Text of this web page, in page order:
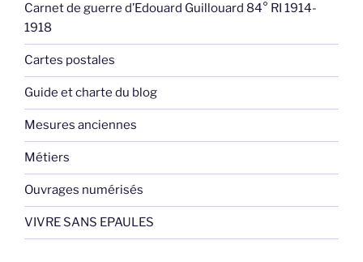
Carnet de guerre d’Edouard Guillouard 84° RI 1914-
1918
Cartes postales
Guide et charte du blog
Mesures anciennes
Métiers
Ouvrages numérisés
VIVRE SANS EPAULES